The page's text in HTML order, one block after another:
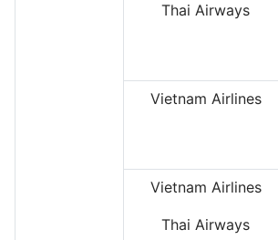
Thai Airways
Vietnam Airlines
Vietnam Airlines
Thai Airways